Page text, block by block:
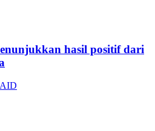
hasil positif dari